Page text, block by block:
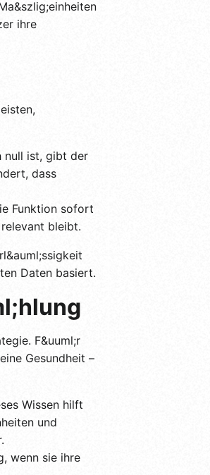
ihre
null ist, gibt der
dass
Funktion sofort
bleibt.
Daten basiert.
F&uuml;r
Gesundheit –
Wissen hilft
und
wenn sie ihre